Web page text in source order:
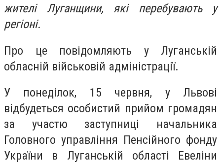
жителі Луганщини, які перебувають у
регіоні.
Про це повідомляють у Луганській
обласній військовій адміністрації.
У понеділок, 15 червня, у Львові
відбудеться особистий прийом громадян
за участю заступниці начальника
Головного управління Пенсійного фонду
України в Луганській області Евеліни